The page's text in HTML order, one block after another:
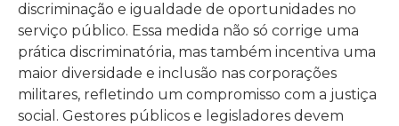
discriminação e igualdade de oportunidades no
serviço público. Essa medida não só corrige uma
prática discriminatória, mas também incentiva uma
maior diversidade e inclusão nas corporações
militares, refletindo um compromisso com a justiça
social. Gestores públicos e legisladores devem